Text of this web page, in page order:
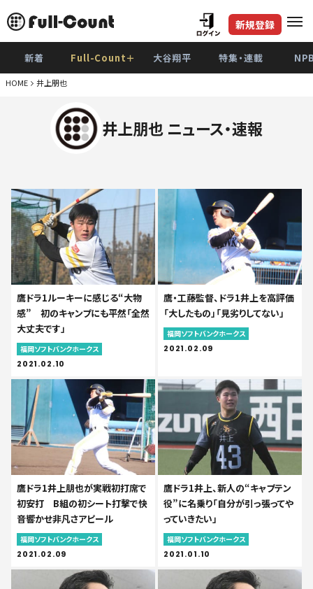
新規登録
新着 Full-Count＋ 大谷翔平 特集・連載
HOME 井上朋也
井上朋也 ニュース・速報
鷹ドラ1ルーキーに感じる“大物
感” 初のキャンプにも平然「全然
大丈夫です」
福岡ソフトバンクホークス
2021.02.10
鷹・工藤監督、ドラ1井上を高評価
「大したもの」「見劣りしてない」
福岡ソフトバンクホークス
2021.02.09
鷹ドラ1井上朋也が実戦初打席で
初安打 B組の初シート打撃で快
音響かせ非凡さアピール
福岡ソフトバンクホークス
2021.02.09
鷹ドラ1井上、新人の“キャプテン
役”に名乗り「自分が引っ張ってや
っていきたい」
福岡ソフトバンクホークス
2021.01.10